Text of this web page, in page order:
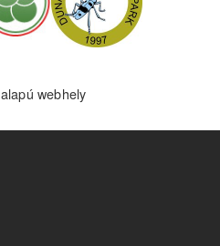
alapú webhely